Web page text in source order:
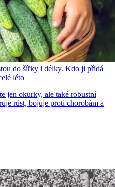
do šířky i délky. Kdo ji přidá
léto
jen okurky, ale také robustní
růst, bojuje proti chorobám a